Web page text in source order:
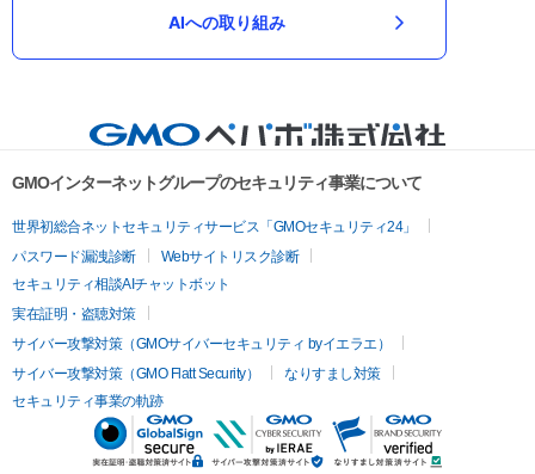
AIへの取り組み
GMOインターネットグループのセキュリティ事業について
世界初総合ネットセキュリティサービス「GMOセキュリティ24」
パスワード漏洩診断
Webサイトリスク診断
セキュリティ相談AIチャットボット
実在証明・盗聴対策
サイバー攻撃対策（GMOサイバーセキュリティ byイエラエ）
サイバー攻撃対策（GMO Flatt Security）
なりすまし対策
セキュリティ事業の軌跡